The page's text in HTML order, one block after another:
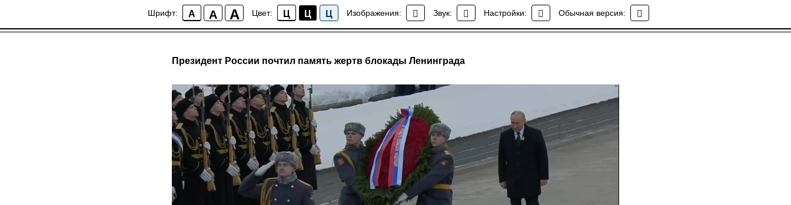
Шрифт: A A A Цвет: Ц Ц Ц Изображения: Звук: Настройки: Обычная версия:
Новости
Президент России почтил память жертв блокады Ленинграда